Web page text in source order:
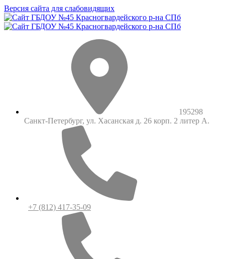
Версия сайта для слабовидящих
195298
Санкт-Петербург, ул. Хасанская д. 26 корп. 2 литер А.
+7 (812) 417-35-09